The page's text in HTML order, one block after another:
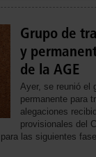
Grupo de
y
de la AGE
Ayer, se reunió el
permanente para
alegaciones
provisionales del
las siguientes